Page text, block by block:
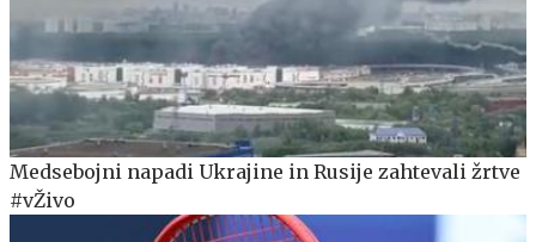
Medsebojni napadi Ukrajine in Rusije zahtevali žrtve
#vŽivo